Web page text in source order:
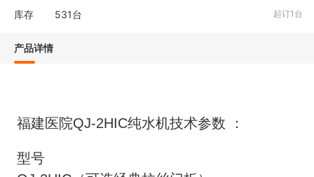
库存 531台 起订1台
产品详情
福建医院QJ-2HIC纯水机技术参数 ：
型号